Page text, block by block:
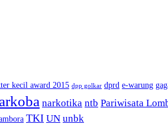
kecil award 2015 dpp golkar dprd e-warung
narkotika ntb Pariwisata
TKI UN unbk